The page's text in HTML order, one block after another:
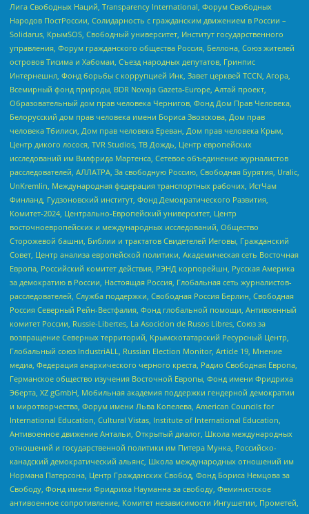
Лига Свободных Наций, Transparеncy International, Форум Свободных
Народов ПостРоссии, Солидарность с гражданским движением в России –
Solidarus, КрымSOS, Свободный университет, Институт государственного
управления, Форум гражданского общества Россия, Беллона, Союз жителей
островов Тисима и Хабомаи, Съезд народных депутатов, Гринпис
Интернешнл, Фонд борьбы с коррупцией Инк, Завет церквей TCCN, Агора,
Всемирный фонд природы, BDR Novaja Gazeta-Europe, Алтай проект,
Образовательный дом прав человека Чернигов, Фонд Дом Прав Человека,
Белорусский дом прав человека имени Бориса Звозскова, Дом прав
человека Тбилиси, Дом прав человека Ереван, Дом прав человека Крым,
Центр дикого лосося, TVR Studios, ТВ Дождь, Центр европейских
исследований им Вилфрида Мартенса, Сетевое объединение журналистов
расследователей, АЛЛАТРА, За свободную Россию, Свободная Бурятия, Uralic,
UnKremlin, Международная федерация транспортных рабочих, ИстЧам
Финланд, Гудзоновский институт, Фонд Демократического Развития,
Комитет-2024, Центрально-Европейский университет, Центр
восточноевропейских и международных исследований, Общество
Сторожевой башни, Библии и трактатов Свидетелей Иеговы, Гражданский
Совет, Центр анализа европейской политики, Академическая сеть Восточная
Европа, Российский комитет действия, РЭНД корпорейшн, Русская Америка
за демократию в России, Настоящая Россия, Глобальная сеть журналистов-
расследователей, Служба поддержки, Свободная Россия Берлин, Свободная
Россия Северный Рейн-Вестфалия, Фонд глобальной помощи, Антивоенный
комитет России, Russie-Libertes, La Asocicion de Rusos Libres, Союз за
возвращение Северных территорий, Крымскотатарский Ресурсный Центр,
Глобальный союз IndustriALL, Russian Election Monitor, Article 19, Мнение
медиа, Федерация анархического черного креста, Радио Свободная Европа,
Германское общество изучения Восточной Европы, Фонд имени Фридриха
Эберта, XZ gGmbH, Мобильная академия поддержки гендерной демократии
и миротворчества, Форум имени Льва Копелева, American Councils for
International Education, Cultural Vistas, Institute of International Education,
Антивоенное движение Антальи, Открытый диалог, Школа международных
отношений и государственной политики им Питера Мунка, Российско-
канадский демократический альянс, Школа международных отношений им
Нормана Патерсона, Центр Гражданских Свобод, Фонд Бориса Немцова за
Свободу, Фонд имени Фридриха Науманна за свободу, Феминистское
антивоенное сопротивление, Комитет независимости Ингушетии, Прометей,